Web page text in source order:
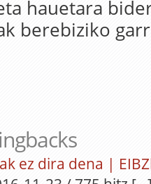
hauetara
berebiziko
ez dira dena |